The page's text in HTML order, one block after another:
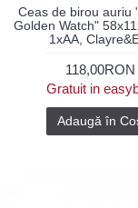
Ceas de birou auriu
Golden Watch"
1xAA,
118,00RON
Gratuit in
Adaugă în